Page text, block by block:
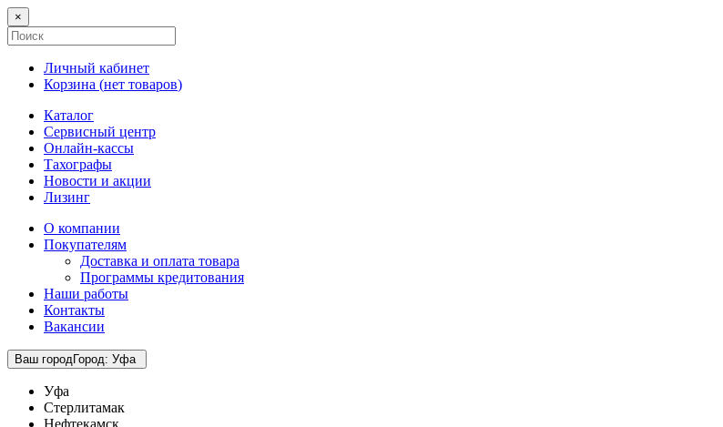
×
Личный кабинет
Корзина (нет товаров)
Каталог
Сервисный центр
Онлайн-кассы
Тахографы
Новости и акции
Лизинг
О компании
Покупателям
Доставка и оплата товара
Программы кредитования
Наши работы
Контакты
Вакансии
Ваш городГород: Уфа
Уфа
Стерлитамак
Нефтекамск